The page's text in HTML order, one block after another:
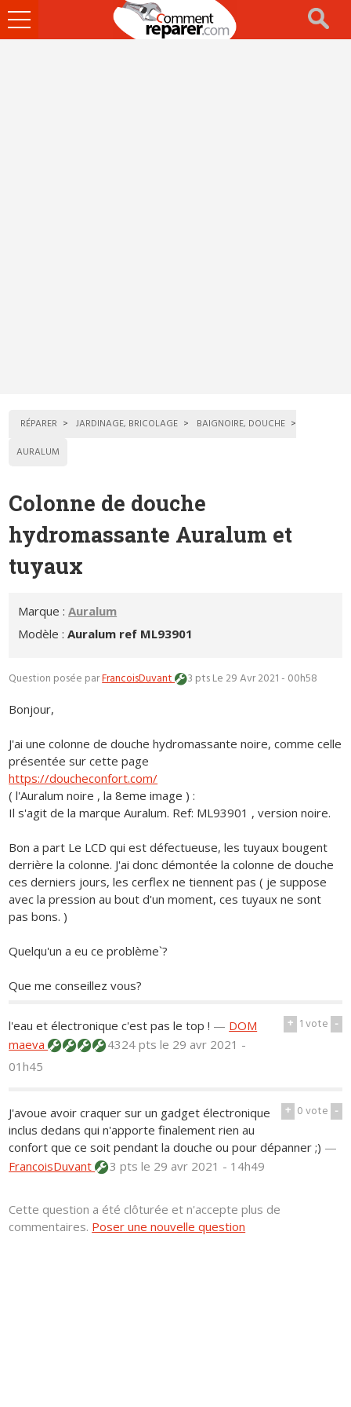
Ouvrir
le
RÉPARER JARDINAGE, BRICOLAGE
BAIGNOIRE, DOUCHE
AURALUM
Colonne de douche
hydromassante Auralum et
tuyaux
Marque :Auralum
Modèle :Auralum ref ML93901
Question posée parFrancoisDuvant 3 ptsLe 29 Avr 2021 - 00h58
Bonjour,
J'ai une colonne de douche hydromassante noire, comme celle
présentée sur cette page
https://doucheconfort.com/
( l'Auralum noire , la 8eme image ) :
Il s'agit de la marque Auralum. Ref: ML93901 , version noire.
Bon a part Le LCD qui est défectueuse, les tuyaux bougent
derrière la colonne. J'ai donc démontée la colonne de douche
ces derniers jours, les cerflex ne tiennent pas ( je suppose
avec la pression au bout d'un moment, ces tuyaux ne sont
pas bons. )
Quelqu'un a eu ce problème`?
Que me conseillez vous?
+ 1vote -
l'eau et électronique c'est pas le top ! — DOM
maeva
4324 ptsle 29 avr 2021 -
01h45
+ 0vote -
J'avoue avoir craquer sur un gadget électronique
inclus dedans qui n'apporte finalement rien au
confort que ce soit pendant la douche ou pour dépanner ;) —
FrancoisDuvant
3 ptsle 29 avr 2021 - 14h49
Cette question a été clôturée et n'accepte plus de
commentaires. Poser une nouvelle question